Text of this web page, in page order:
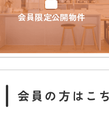
会員限定公開物件
会員の方はこ